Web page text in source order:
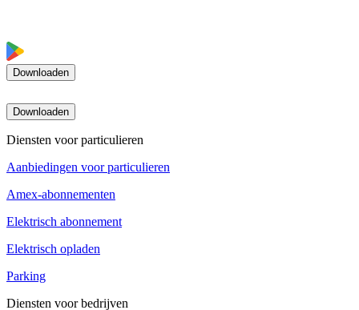
Downloaden
Downloaden
Diensten voor particulieren
Aanbiedingen voor particulieren
Amex-abonnementen
Elektrisch abonnement
Elektrisch opladen
Parking
Diensten voor bedrijven